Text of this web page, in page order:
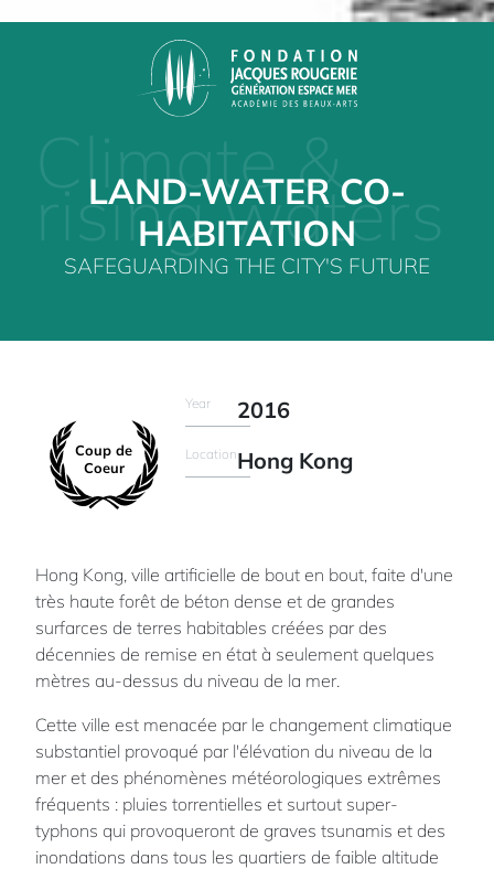
Climate &
rising waters
LAND-WATER CO-
HABITATION
SAFEGUARDING THE CITY'S FUTURE
Coup de
Coeur
Year 2016
LocationHong Kong
Hong Kong, ville artificielle de bout en bout, faite d'une
très haute forêt de béton dense et de grandes
surfarces de terres habitables créées par des
décennies de remise en état à seulement quelques
mètres au-dessus du niveau de la mer.
Cette ville est menacée par le changement climatique
substantiel provoqué par l'élévation du niveau de la
mer et des phénomènes météorologiques extrêmes
fréquents : pluies torrentielles et surtout super-
typhons qui provoqueront de graves tsunamis et des
inondations dans tous les quartiers de faible altitude